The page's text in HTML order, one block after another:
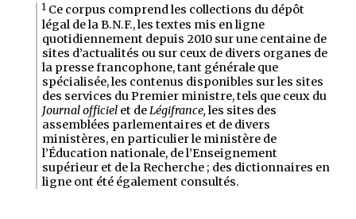
1 Ce corpus comprend les collections du dépôt
légal de la B.N.F., les textes mis en ligne
quotidiennement depuis 2010 sur une centaine de
sites d’actualités ou sur ceux de divers organes de
la presse francophone, tant générale que
spécialisée, les contenus disponibles sur les sites
des services du Premier ministre, tels que ceux du
Journal officiel et deLégifrance,les sites des
assemblées parlementaires et de divers
ministères, en particulier le ministère de
l’Éducation nationale, de l’Enseignement
supérieur et de la Recherche ; des dictionnaires en
ligne ont été également consultés.